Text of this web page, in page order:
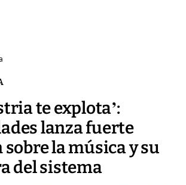
te explota’:
lanza fuerte
la música y su
del sistema